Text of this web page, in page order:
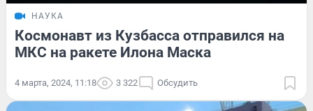
НАУКА
Космонавт из Кузбасса отправился на
МКС на ракете Илона Маска
4 марта, 2024, 11:18 3 322 Обсудить